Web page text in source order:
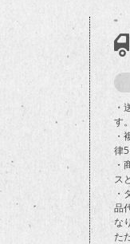
・
す。
・
律
ス
・
品
な
た